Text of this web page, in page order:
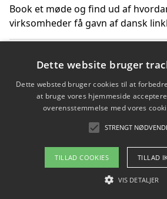
Book et møde og find ud af
virksomheder få gavn af dansk
får du indgår et samarbejde
Hold et møde med en WordPress
mest professionelle til at
Copyright 2026 -
Om / kontakt
Dette website bruger
Dette websted bruger cookies til at
at bruge vores hjemmeside
overensstemmelse med vores
STRENGT
TILLAD COOKIES TILLAD
VIS DETALJER